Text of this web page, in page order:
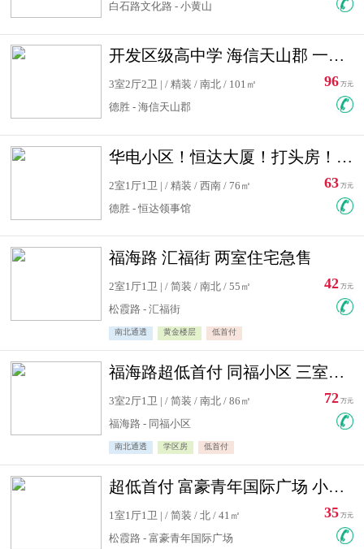
白石路文化路 - 小黄山
开发区级高中学 海信天山郡 一手合同没有税！ 送车位
3室2厅2卫 | / 精装 / 南北 / 101㎡
德胜 - 海信天山郡
96 万元
华电小区！恒达大厦！打头房！精装修！可低首付！随时看房！
2室1厅1卫 | / 精装 / 西南 / 76㎡
德胜 - 恒达领事馆
63 万元
福海路 汇福街 两室住宅急售
2室1厅1卫 | / 简装 / 南北 / 55㎡
松霞路 - 汇福街
南北通透 黄金楼层 低首付
42 万元
福海路超低首付 同福小区 三室住宅急售
3室2厅1卫 | / 简装 / 南北 / 86㎡
福海路 - 同福小区
南北通透 学区房 低首付
72 万元
超低首付 富豪青年国际广场 小高层住宅急售
1室1厅1卫 | / 简装 / 北 / 41㎡
松霞路 - 富豪青年国际广场
35 万元